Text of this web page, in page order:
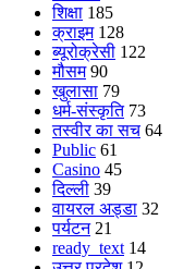
शिक्षा 185
क्राइम 128
ब्यूरोक्रेसी 122
मौसम 90
खुलासा 79
धर्म-संस्कृति 73
तस्वीर का सच 64
Public 61
Casino 45
दिल्ली 39
वायरल अड्डा 32
पर्यटन 21
ready_text 14